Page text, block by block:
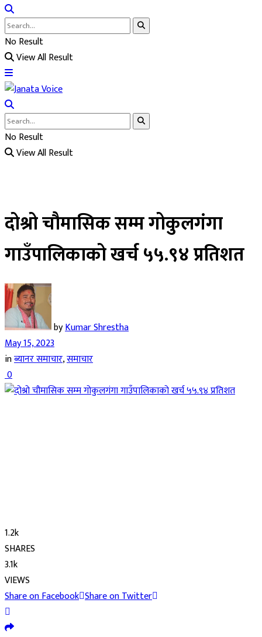
No Result
View All Result
No Result
View All Result
दोश्रो चौमासिक सम्म गोकुलगंगा
गाउँपालिकाको खर्च ५५.९४ प्रतिशत
byKumar Shrestha
May 15, 2023
inब्यानर समाचार,समाचार
0
1.2k
SHARES
3.1k
VIEWS
Share on Facebook Share on Twitter